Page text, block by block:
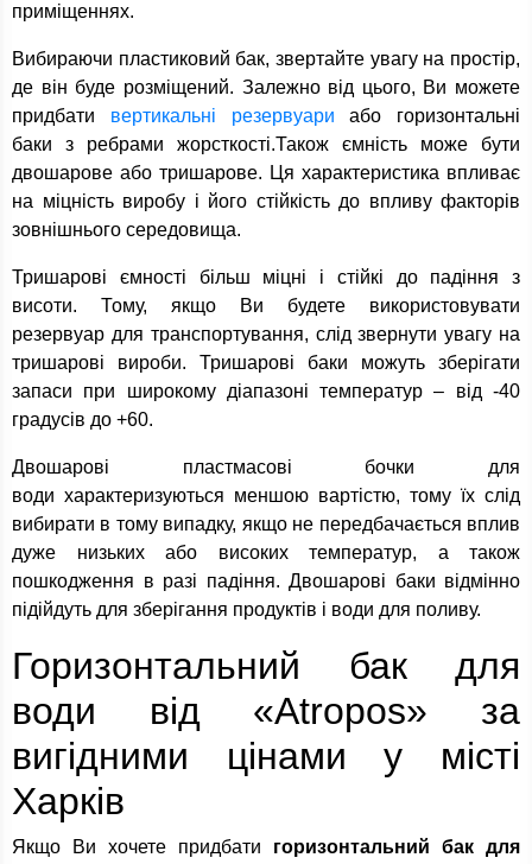
приміщеннях.
Вибираючи пластиковий бак, звертайте увагу на простір,
де він буде розміщений. Залежно від цього, Ви можете
придбати вертикальні резервуари або горизонтальні
баки з ребрами жорсткості.Також ємність може бути
двошарове або тришарове. Ця характеристика впливає
на міцність виробу і його стійкість до впливу факторів
зовнішнього середовища.
Тришарові ємності більш міцні і стійкі до падіння з
висоти. Тому, якщо Ви будете використовувати
резервуар для транспортування, слід звернути увагу на
тришарові вироби. Тришарові баки можуть зберігати
запаси при широкому діапазоні температур – від -40
градусів до +60.
Двошарові пластмасові бочки для
води характеризуються меншою вартістю, тому їх слід
вибирати в тому випадку, якщо не передбачається вплив
дуже низьких або високих температур, а також
пошкодження в разі падіння. Двошарові баки відмінно
підійдуть для зберігання продуктів і води для поливу.
Горизонтальний бак для
води від «Atropos» за
вигідними цінами у місті
Харків
Якщо Ви хочете придбати горизонтальний бак для